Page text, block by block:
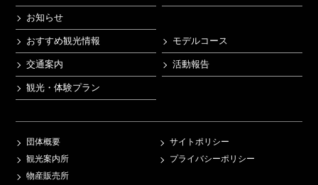
お知らせ
おすすめ観光情報 モデルコース
交通案内 活動報告
観光・体験プラン
団体概要
観光案内所
物産販売所
サイトポリシー
プライバシーポリシー